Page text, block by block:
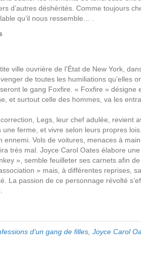
d’autres déshérités. Comme toujours
qu’il nous ressemble… .
ville ouvrière de l’État de New York,
de toutes les humiliations qu’elles
le gang Foxfire. « Foxfire » désigne
et surtout celle des hommes, va les
Legs, leur chef adulée, revient
ferme, et vivre selon leurs propres
ennemi. Vols de voitures, menaces à
très mal. Joyce Carol Oates élabore une
», semble feuilleter ses carnets afin
» mais, à différentes reprises,
La passion de ce personnage révolté
d'un gang de filles Joyce Carol